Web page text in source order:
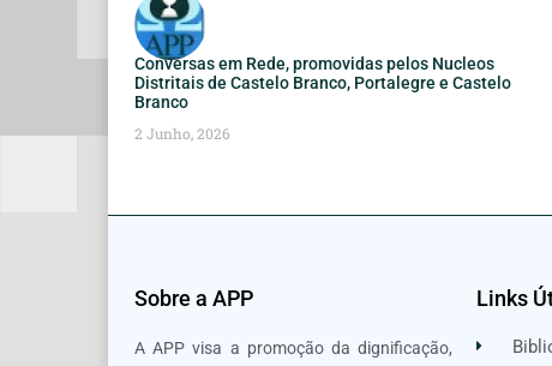
Conversas em Rede, promovidas pelos Nucleos
Distritais de Castelo Branco, Portalegre e Castelo
Branco
2 Junho, 2026
Sobre a APP
A APP visa a promoção da dignificação,
Links